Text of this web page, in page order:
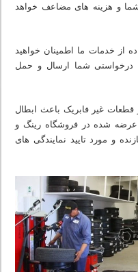
و هزینه های مضاعف خواهد
از خدمات ما اطمینان خواهید
درخواستی شما ارسال و حمل
قطعات غیر فابریک باعث ابطال
عرضه شده در فروشگاه رینگ و
و مورد تایید نمایندگی های